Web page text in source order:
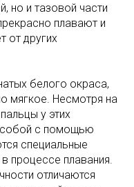
но и тазовой части
плавают и
от других
белого окраса,
мягкое. Несмотря на
у этих
собой с помощью
специальные
процессе плавания.
отличаются